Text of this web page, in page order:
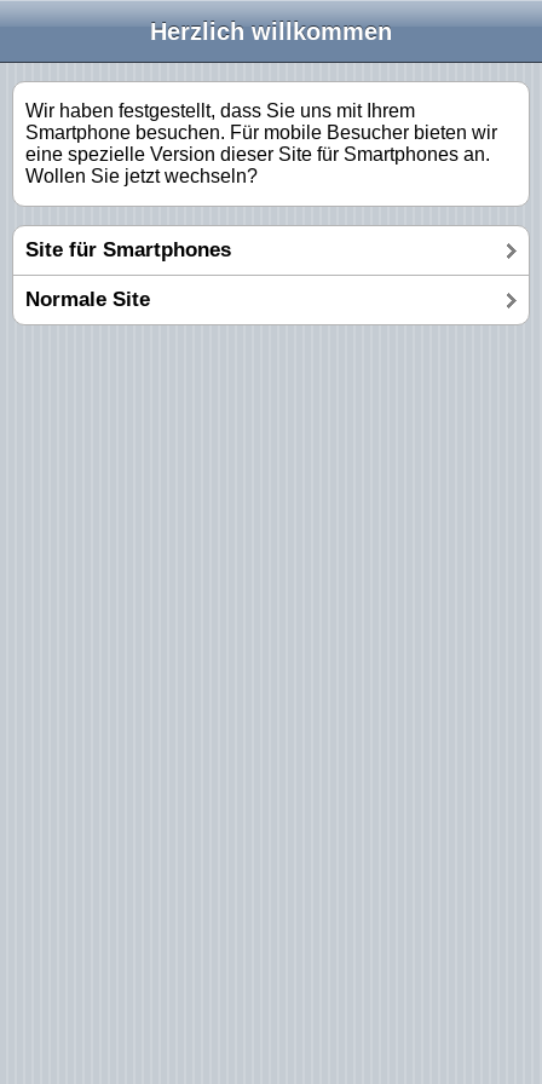
Herzlich willkommen
Wir haben festgestellt, dass Sie uns mit Ihrem
Smartphone besuchen. Für mobile Besucher bieten wir
eine spezielle Version dieser Site für Smartphones an.
Wollen Sie jetzt wechseln?
Site für Smartphones
Normale Site